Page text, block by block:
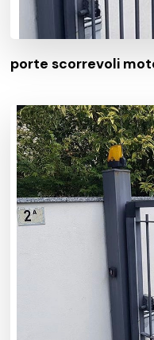
porte scorrevoli